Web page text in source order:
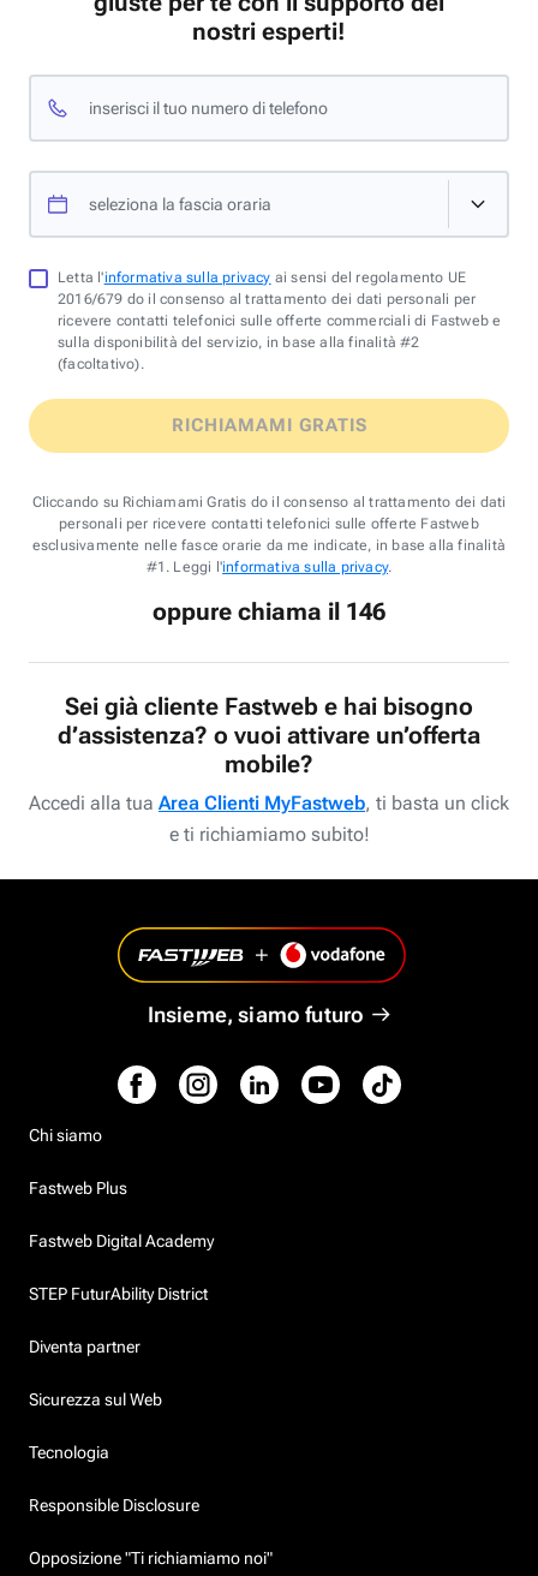
nostri esperti!
inserisci il tuo numero di telefono
seleziona la fascia oraria
Letta l'informativa sulla privacy ai sensi del regolamento UE
2016/679 do il consenso al trattamento dei dati personali per
ricevere contatti telefonici sulle offerte commerciali di Fastweb e
sulla disponibilità del servizio, in base alla finalità #2
(facoltativo).
RICHIAMAMI GRATIS
Cliccando su Richiamami Gratis do il consenso al trattamento dei dati
personali per ricevere contatti telefonici sulle offerte Fastweb
esclusivamente nelle fasce orarie da me indicate, in base alla finalità
#1. Leggi l'informativa sulla privacy.
oppure chiama il 146
Sei già cliente Fastweb e hai bisogno
d’assistenza? o vuoi attivare un’offerta
mobile?
Accedi alla tua Area Clienti MyFastweb, ti basta un click
e ti richiamiamo subito!
Insieme, siamo futuro
Chi siamo
Fastweb Plus
Fastweb Digital Academy
STEP FuturAbility District
Diventa partner
Sicurezza sul Web
Tecnologia
Responsible Disclosure
Opposizione "Ti richiamiamo noi"